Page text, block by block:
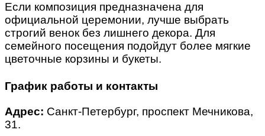
Если композиция предназначена для
официальной церемонии, лучше выбрать
строгий венок без лишнего декора. Для
семейного посещения подойдут более мягкие
цветочные корзины и букеты.
График работы и контакты
Адрес: Санкт-Петербург, проспект Мечникова,
31.